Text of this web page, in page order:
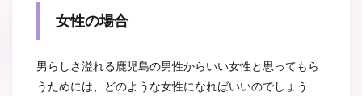
女性の場合
男らしさ溢れる鹿児島の男性からいい女性と思ってもら
うためには、どのような女性になればいいのでしょう